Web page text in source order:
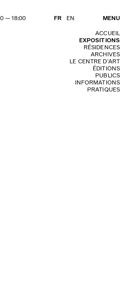
— 18:00 FR EN MENU
ACCUEIL
EXPOSITIONS
RÉSIDENCES
ARCHIVES
LE CENTRE D’ART
ÉDITIONS
PUBLICS
INFORMATIONS
PRATIQUES